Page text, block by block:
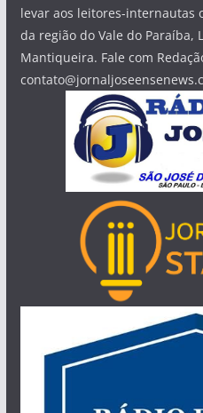
levar aos leitores-internautas
da região do Vale do Paraíba,
Mantiqueira. Fale com